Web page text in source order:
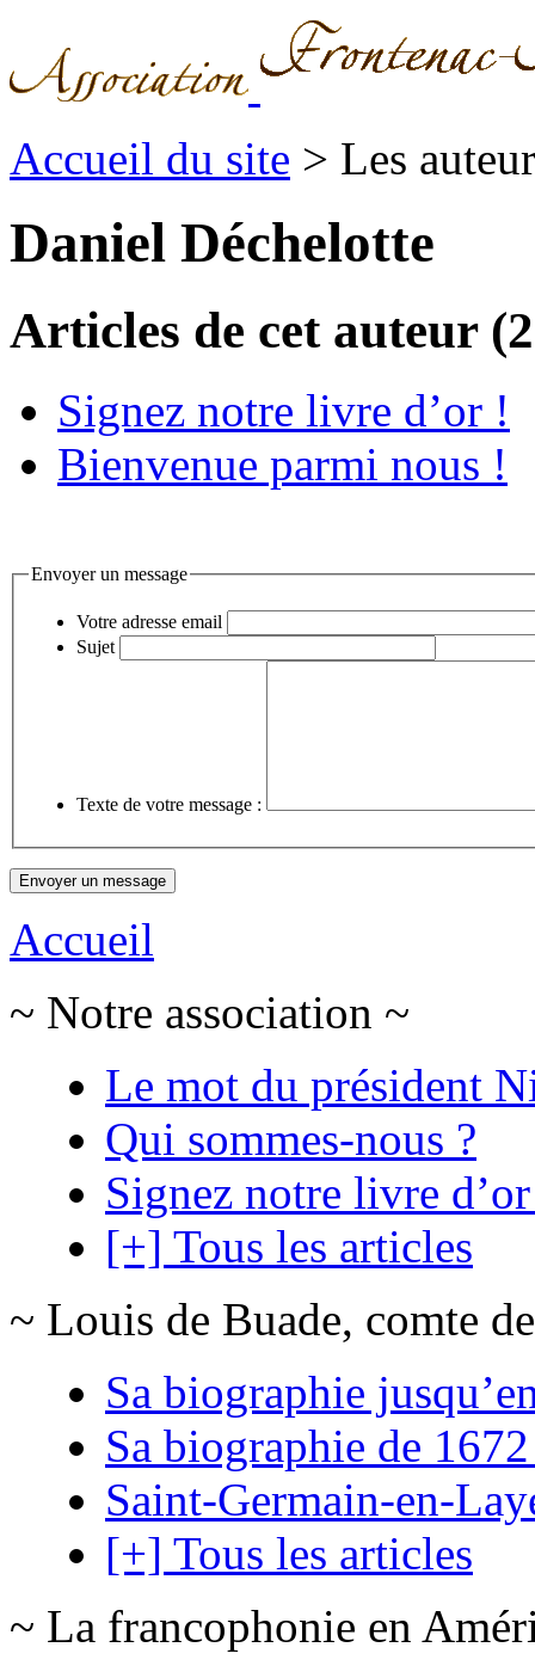
Accueil du site > Les
Daniel Déchelotte
Articles de cet auteur
Signez notre livre d’or !
Bienvenue parmi nous !
Envoyer un message
Votre adresse email
Sujet
Texte de votre message :
Accueil
~ Notre association ~
Le mot du président
Qui sommes-nous ?
Signez notre livre
[+] Tous les articles
~ Louis de Buade, comte
Sa biographie
Sa biographie de
Saint-Germain-en-
[+] Tous les articles
~ La francophonie en